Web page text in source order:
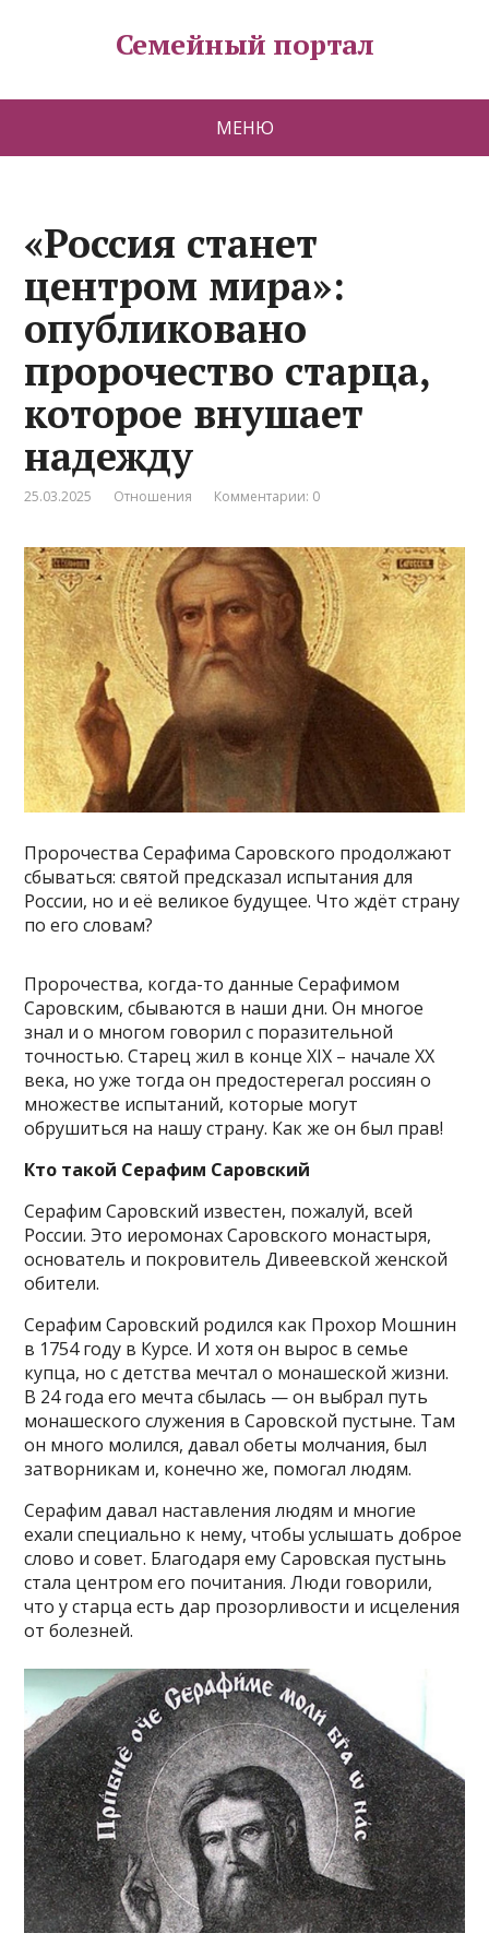
Семейный портал
МЕНЮ
«Россия станет
центром мира»:
опубликовано
пророчество старца,
которое внушает
надежду
25.03.2025 Отношения Комментарии: 0
Пророчества Серафима Саровского продолжают
сбываться: святой предсказал испытания для
России, но и её великое будущее. Что ждёт страну
по его словам?
Пророчества, когда-то данные Серафимом
Саровским, сбываются в наши дни. Он многое
знал и о многом говорил с поразительной
точностью. Старец жил в конце XIX – начале XX
века, но уже тогда он предостерегал россиян о
множестве испытаний, которые могут
обрушиться на нашу страну. Как же он был прав!
Кто такой Серафим Саровский
Серафим Саровский известен, пожалуй, всей
России. Это иеромонах Саровского монастыря,
основатель и покровитель Дивеевской женской
обители.
Серафим Саровский родился как Прохор Мошнин
в 1754 году в Курсе. И хотя он вырос в семье
купца, но с детства мечтал о монашеской жизни.
В 24 года его мечта сбылась — он выбрал путь
монашеского служения в Саровской пустыне. Там
он много молился, давал обеты молчания, был
затворникам и, конечно же, помогал людям.
Серафим давал наставления людям и многие
ехали специально к нему, чтобы услышать доброе
слово и совет. Благодаря ему Саровская пустынь
стала центром его почитания. Люди говорили,
что у старца есть дар прозорливости и исцеления
от болезней.